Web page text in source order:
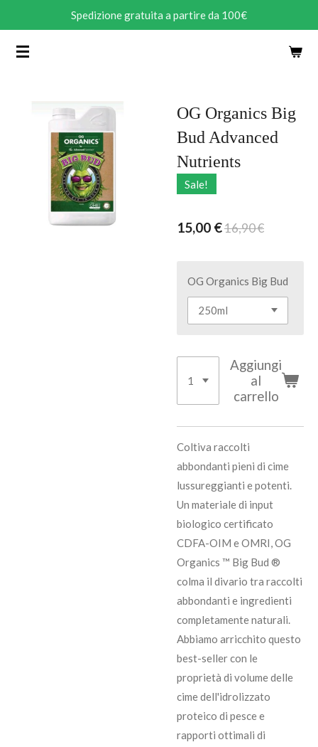
contenuto
Spedizione gratuita a partire da 100€
OG Organics Big
Bud Advanced
Nutrients
Sale!
15,00 €16,90 €
OG Organics Big Bud
Aggiungi
al
carrello
Coltiva raccolti
abbondanti pieni di cime
lussureggianti e potenti.
Un materiale di input
biologico certificato
CDFA-OIM e OMRI, OG
Organics ™ Big Bud ®
colma il divario tra raccolti
abbondanti e ingredienti
completamente naturali.
Abbiamo arricchito questo
best-seller con le
proprietà di volume delle
cime dell'idrolizzato
proteico di pesce e
rapporti ottimali di